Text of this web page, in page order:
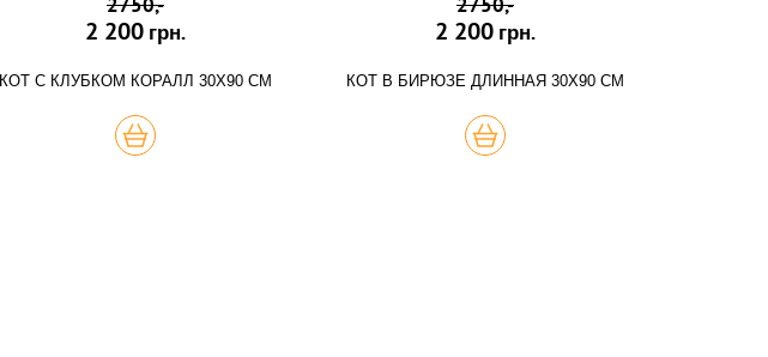
2 200 грн.
КОТ С КЛУБКОМ КОРАЛЛ 30Х90 СМ
КУПИТЬ
2 200 грн.
КОТ В БИРЮЗЕ ДЛИННАЯ 30Х90 СМ
КУПИТЬ